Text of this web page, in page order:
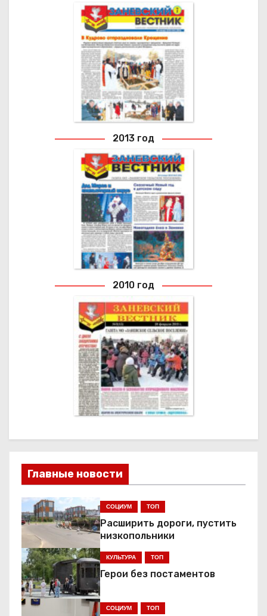
2016 ГОД
Архивные выпуски газеты
2013 год
2013 ГОД
Архивные выпуски газеты
2010 год
2010 ГОД
Архивные выпуски газеты
Главные новости
СОЦИУМ ТОП
Расширить дороги, пустить
низкопольники
КУЛЬТУРА ТОП
Герои без постаментов
СОЦИУМ ТОП